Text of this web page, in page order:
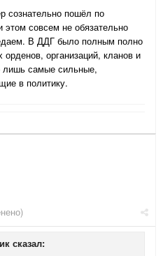
сознательно пошёл по
совсем не обязательно
В ДДГ было полным полно
организаций, кланов и
лишь самые сильные,
в политику.
сказал: